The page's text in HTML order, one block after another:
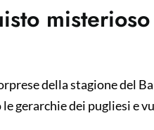
della stagione del
gerarchie dei pugliesi e